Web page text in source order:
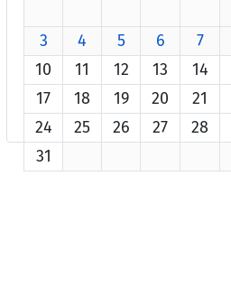
3
4 5 6 7
10
11 12 13 14
17
18 19 20 21
24
25 26 27 28
31